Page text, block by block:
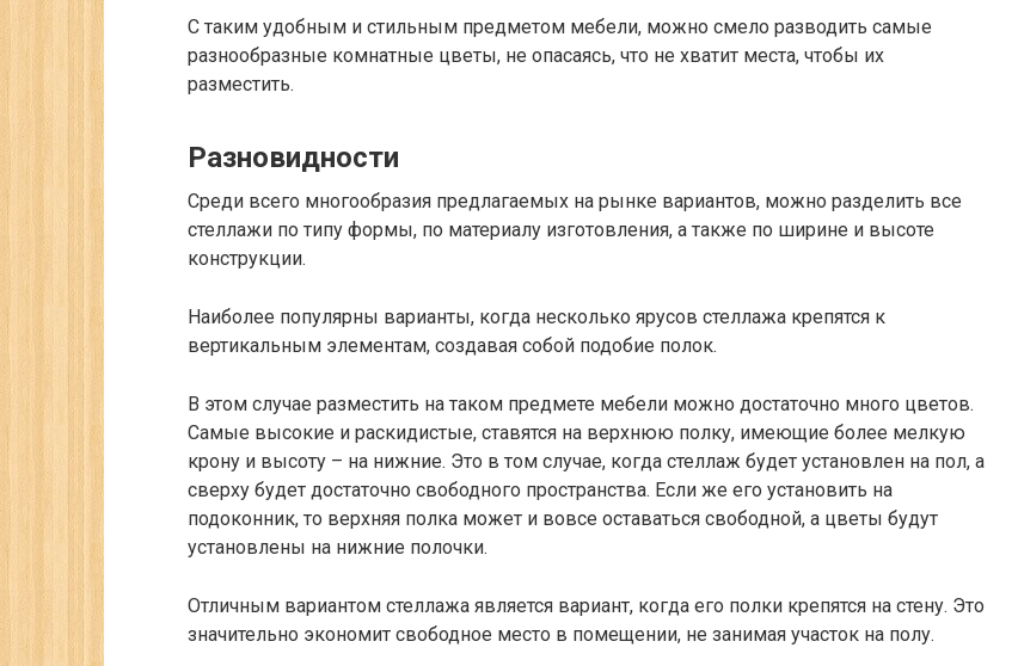
С таким удобным и стильным предметом мебели, можно смело разводить самые
разнообразные комнатные цветы, не опасаясь, что не хватит места, чтобы их
разместить.
Разновидности
Среди всего многообразия предлагаемых на рынке вариантов, можно разделить все
стеллажи по типу формы, по материалу изготовления, а также по ширине и высоте
конструкции.
Наиболее популярны варианты, когда несколько ярусов стеллажа крепятся к
вертикальным элементам, создавая собой подобие полок.
В этом случае разместить на таком предмете мебели можно достаточно много цветов.
Самые высокие и раскидистые, ставятся на верхнюю полку, имеющие более мелкую
крону и высоту – на нижние. Это в том случае, когда стеллаж будет установлен на пол, а
сверху будет достаточно свободного пространства. Если же его установить на
подоконник, то верхняя полка может и вовсе оставаться свободной, а цветы будут
установлены на нижние полочки.
Отличным вариантом стеллажа является вариант, когда его полки крепятся на стену. Это
значительно экономит свободное место в помещении, не занимая участок на полу.